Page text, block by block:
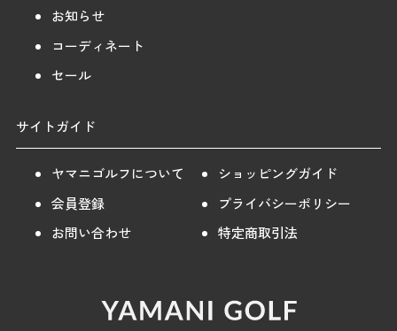
お知らせ
コーディネート
セール
サイトガイド
ヤマニゴルフについて
ショッピングガイド
会員登録
プライバシーポリシー
お問い合わせ
特定商取引法